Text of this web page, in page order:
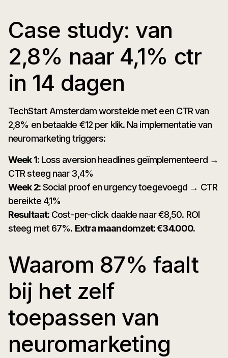
Case study: van
2,8% naar 4,1% ctr
in 14 dagen
TechStart Amsterdam worstelde met een CTR van
2,8% en betaalde €12 per klik. Na implementatie van
neuromarketing triggers:
Week 1:Loss aversion headlines geïmplementeerd →
CTR steeg naar 3,4%
Week 2:Social proof en urgency toegevoegd → CTR
bereikte 4,1%
Resultaat: Cost-per-click daalde naar €8,50. ROI
steeg met 67%. Extra maandomzet: €34.000.
Waarom 87% faalt
bij het zelf
toepassen van
neuromarketing